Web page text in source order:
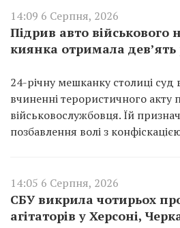
14:09 6 Серпня, 2026
Підрив авто військового
киянка отримала дев’ять
24-річну мешканку столиці
вчиненні терористичного акту
військовослужбовця. Їй
позбавлення волі з
14:05 6 Серпня, 2026
СБУ викрила чотирьох
агітаторів у Херсоні,